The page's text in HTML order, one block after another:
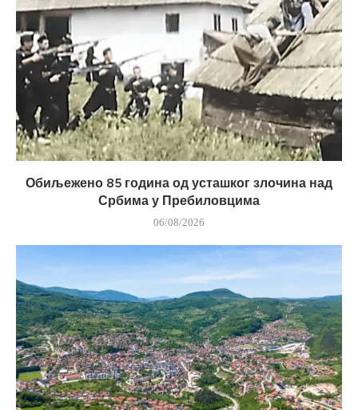
Обиљежено 85 година од усташког злочина над
Србима у Пребиловцима
06/08/2026